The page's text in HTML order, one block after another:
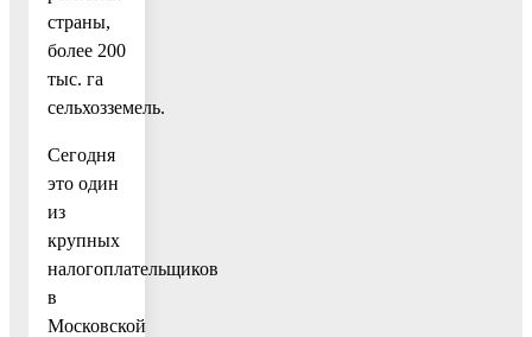
страны,
более 200
тыс. га
сельхозземель.
Сегодня
это один
из
крупных
налогоплательщиков
в
Московской